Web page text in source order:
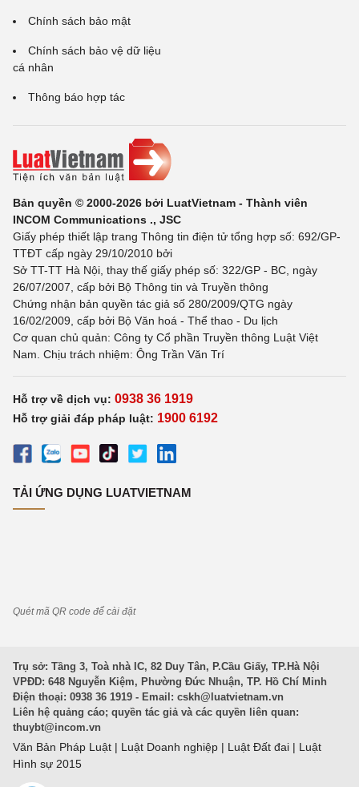
Chính sách bảo mật
Chính sách bảo vệ dữ liệu
cá nhân
Thông báo hợp tác
Bản quyền © 2000-2026 bởi LuatVietnam - Thành viên
INCOM Communications ., JSC
Giấy phép thiết lập trang Thông tin điện tử tổng hợp số: 692/GP-
TTĐT cấp ngày 29/10/2010 bởi
Sở TT-TT Hà Nội, thay thế giấy phép số: 322/GP - BC, ngày
26/07/2007, cấp bởi Bộ Thông tin và Truyền thông
Chứng nhận bản quyền tác giả số 280/2009/QTG ngày
16/02/2009, cấp bởi Bộ Văn hoá - Thể thao - Du lịch
Cơ quan chủ quản: Công ty Cổ phần Truyền thông Luật Việt
Nam. Chịu trách nhiệm: Ông Trần Văn Trí
Hỗ trợ về dịch vụ: 0938 36 1919
Hỗ trợ giải đáp pháp luật: 1900 6192
TẢI ỨNG DỤNG LUATVIETNAM
Quét mã QR code để cài đặt
Trụ sở: Tầng 3, Toà nhà IC, 82 Duy Tân, P.Cầu Giấy, TP.Hà Nội
VPĐD: 648 Nguyễn Kiệm, Phường Đức Nhuận, TP. Hồ Chí Minh
Điện thoại: 0938 36 1919 - Email: cskh@luatvietnam.vn
Liên hệ quảng cáo; quyền tác giả và các quyền liên quan:
thuybt@incom.vn
Văn Bản Pháp Luật | Luật Doanh nghiệp | Luật Đất đai | Luật
Hình sự 2015